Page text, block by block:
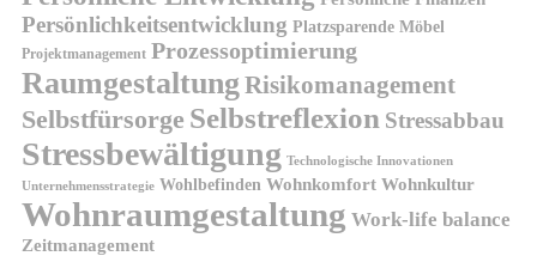
Persönlichkeitsentwicklung Platzsparende Möbel
Projektmanagement Prozessoptimierung
Raumgestaltung Risikomanagement
Selbstfürsorge Selbstreflexion Stressabbau
Stressbewältigung Technologische Innovationen
Unternehmensstrategie Wohlbefinden Wohnkomfort Wohnkultur
Wohnraumgestaltung Work-life balance
Zeitmanagement